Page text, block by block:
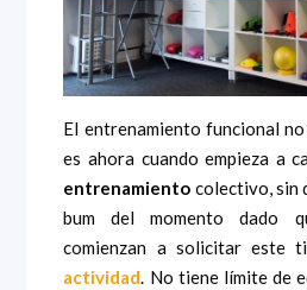
El entrenamiento funcional
es ahora cuando empieza a
entrenamiento colectivo, sin
bum del momento dado
comienzan a solicitar este
actividad. No tiene límite de